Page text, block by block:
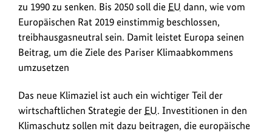
erfolgen
kann.
zu 1990 zu senken. Bis 2050 soll die EU dann, wie vom
Europäischen Rat 2019 einstimmig beschlossen,
treibhausgasneutral sein. Damit leistet Europa seinen
Beitrag, um die Ziele des Pariser Klimaabkommens
umzusetzen
Das neue Klimaziel ist auch ein wichtiger Teil der
wirtschaftlichen Strategie der EU. Investitionen in den
Klimaschutz sollen mit dazu beitragen, die europäische